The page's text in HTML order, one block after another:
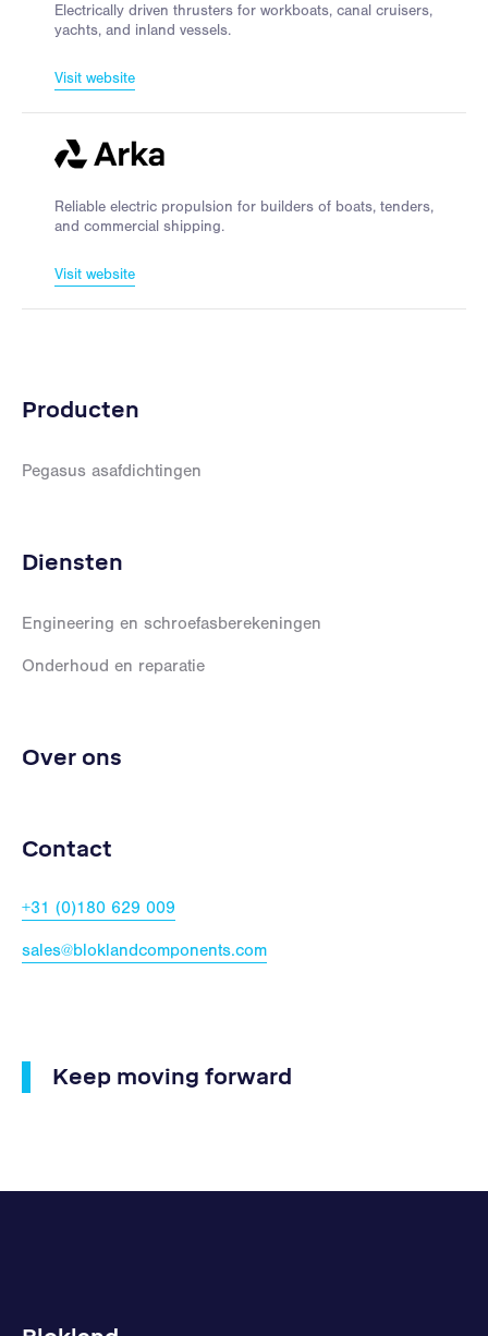
Electrically driven thrusters for workboats, canal cruisers,
yachts, and inland vessels.
Visit website
Reliable electric propulsion for builders of boats, tenders,
and commercial shipping.
Visit website
Producten
Pegasus asafdichtingen
Diensten
Engineering en schroefasberekeningen
Onderhoud en reparatie
Over ons
Contact
+31 (0)180 629 009
sales@bloklandcomponents.com
Keep moving forward